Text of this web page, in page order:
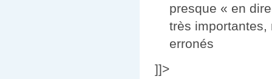
presque « en
très
erronés
]]>